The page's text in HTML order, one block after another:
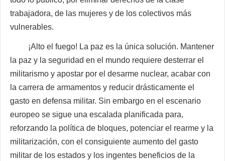
trabajadora, de las mujeres y de los colectivos más
vulnerables.
¡Alto el fuego! La paz es la única solución. Mantener
la paz y la seguridad en el mundo requiere desterrar el
militarismo y apostar por el desarme nuclear, acabar con
la carrera de armamentos y reducir drásticamente el
gasto en defensa militar. Sin embargo en el escenario
europeo se sigue una escalada planificada para,
reforzando la política de bloques, potenciar el rearme y la
militarización, con el consiguiente aumento del gasto
militar de los estados y los ingentes beneficios de la